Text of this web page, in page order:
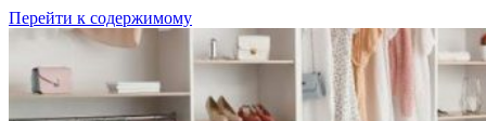
Перейти к содержимому